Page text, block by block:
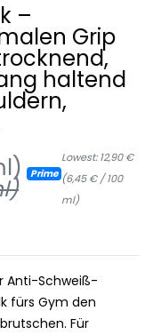
–
Grip
haltend
Prime
Lowest: 12,90 €
(6,45 € / 100
ml)
Anti-Schweiß-
fürs Gym den
Für